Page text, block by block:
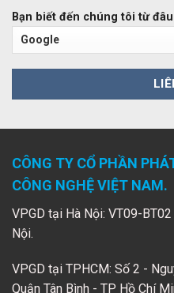
Bạn biết đến chúng tôi từ đâu
CÔNG TY CỔ PHẦN
CÔNG NGHỆ VIỆT NAM.
VPGD tại Hà Nội: VT09-
Nội.
VPGD tại TPHCM: Số 2 -
Quận Tân Bình - TP Hồ Chí